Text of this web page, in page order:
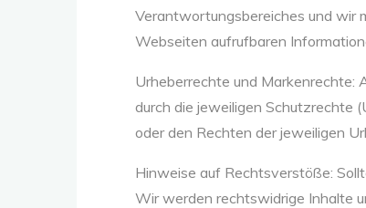
Verantwortungsbereiches und wir
Webseiten aufrufbaren
Urheberrechte und Markenrechte:
durch die jeweiligen Schutzrechte
oder den Rechten der jeweiligen
Hinweise auf Rechtsverstöße:
Wir werden rechtswidrige Inhalte